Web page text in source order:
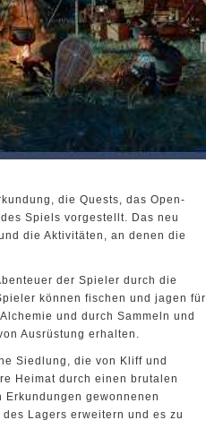
die Quests, das Open-
Spiels vorgestellt. Das neu
die Aktivitäten, an denen die
der Spieler durch die
können fischen und jagen für
und durch Sammeln und
Ausrüstung erhalten.
Siedlung, die von Kliff und
Heimat durch einen brutalen
gewonnenen
Lagers erweitern und es zu